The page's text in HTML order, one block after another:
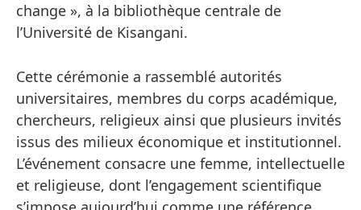
change », à la bibliothèque centrale de
l’Université de Kisangani.
Cette cérémonie a rassemblé autorités
universitaires, membres du corps académique,
chercheurs, religieux ainsi que plusieurs invités
issus des milieux économique et institutionnel.
L’événement consacre une femme, intellectuelle
et religieuse, dont l’engagement scientifique